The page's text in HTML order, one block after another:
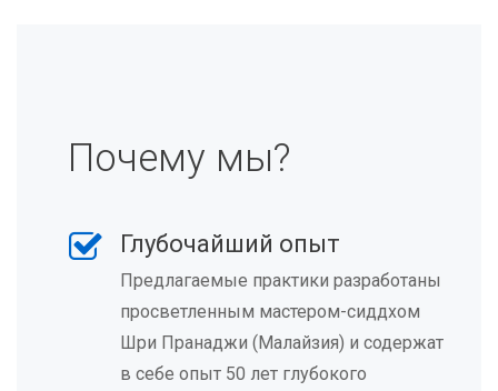
Почему мы?
Глубочайший опыт
Предлагаемые практики разработаны
просветленным мастером-сиддхом
Шри Пранаджи (Малайзия) и содержат
в себе опыт 50 лет глубокого